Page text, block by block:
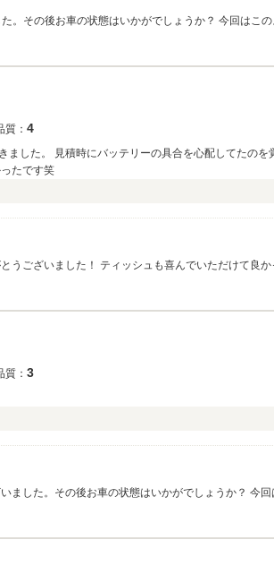
。その後お車の状態はいかがでしょうか？ 今回はこ
質： 4
した。 見積時にバッテリーの具合を心配してたの
たです笑
うございました！ ティッシュも喜んでいただけて良
質： 3
ました。その後お車の状態はいかがでしょうか？ 今